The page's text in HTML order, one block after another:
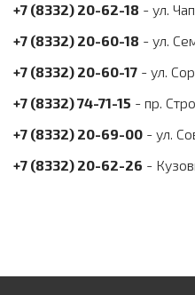
+7 (8332) 20-62-18 - ул.
+7 (8332) 20-60-18 - ул.
+7 (8332) 20-60-17 - ул.
+7 (8332) 74-71-15 - пр.
+7 (8332) 20-69-00 - ул.
+7 (8332) 20-62-26 -